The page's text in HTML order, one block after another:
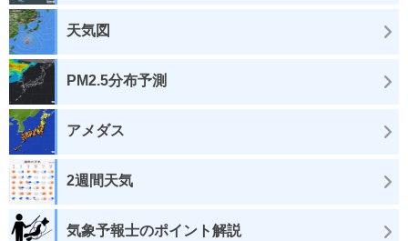
天気図
PM2.5分布予測
アメダス
2週間天気
気象予報士のポイント解説